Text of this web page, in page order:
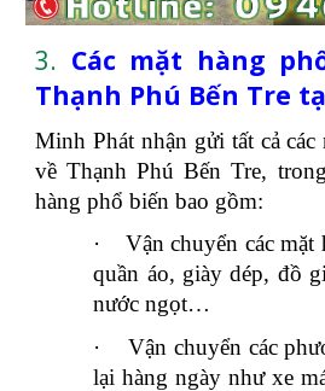
3. Các mặt hàng
Thạnh Phú Bến Tre
Minh Phát nhận gửi tất cả các
về Thạnh Phú Bến Tre,
hàng phổ biến bao gồm:
·
Vận chuyển các
quần áo, giày dép, đồ
nước ngọt…
·
Vận chuyển các
lại hàng ngày như xe